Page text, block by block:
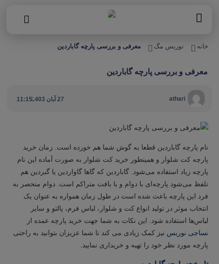
خانه نوریس مگ معرفی و بررسی پارچه گاباردین
معرفی و بررسی پارچه گاباردین
athari 27 آبان 1403 |
11:15
نام پارچه گاباردین قطعا به گوش شما هم خورده است. زمان خرید
پارچه کت شلوار و همینطور خرید کت شلوار به صورت آماده این نام
پارچه زیاد استفاده می‌شود. گاباردین که گاها گاواردین یا گبردین هم
تلفظ می‌شود پارچه‌ای با دوام و با بافت متراکم است. دوام منحصر به
فرد این پارچه باعث شده است در طول زمان همواره به عنوان یک
انتخاب موثر در تولید انواع کت و شلوار، لباس فرم، پالتو و سایر
لباس‌ها استفاده شود. این نکات به شما جهت خرید پارچه عمده از
نساجی نوریس نیز کمک زیادی می کند تا شما عزیزان بتوانید به راحتی
پارچه مورد نظر خود را تهیه و خریداری نمایید.